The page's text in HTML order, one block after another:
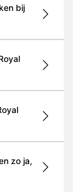
bij
zo ja,